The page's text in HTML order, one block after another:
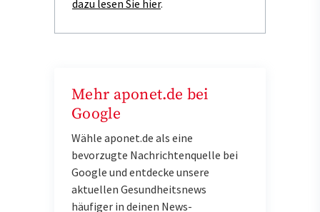
dazu lesen Sie hier.
Mehr aponet.de bei
Google
Wähle aponet.de als eine
bevorzugte Nachrichtenquelle bei
Google und entdecke unsere
aktuellen Gesundheitsnews
häufiger in deinen News-